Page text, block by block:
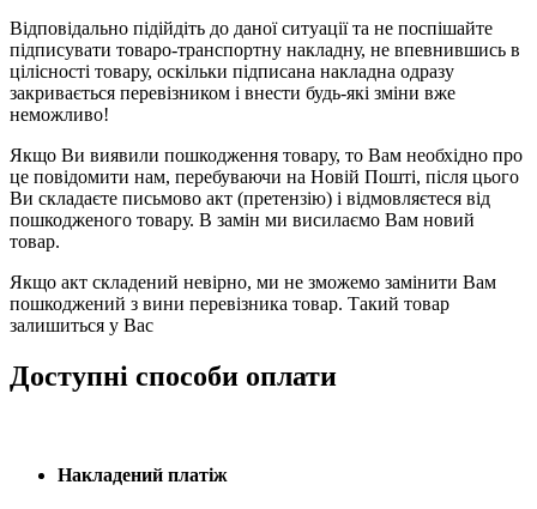
Відповідально підійдіть до даної ситуації та не поспішайте
підписувати товаро-транспортну накладну, не впевнившись в
цілісності товару, оскільки підписана накладна одразу
закривається перевізником і внести будь-які зміни вже
неможливо!
Якщо Ви виявили пошкодження товару, то Вам необхідно про
це повідомити нам, перебуваючи на Новій Пошті, після цього
Ви складаєте письмово акт (претензію) і відмовляєтеся від
пошкодженого товару. В замін ми висилаємо Вам новий
товар.
Якщо акт складений невірно, ми не зможемо замінити Вам
пошкоджений з вини перевізника товар. Такий товар
залишиться у Вас
Доступні способи оплати
Накладений платіж